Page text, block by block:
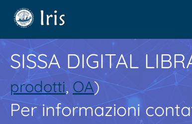
SISSA DIGITAL
prodotti, OA)
Per informazioni